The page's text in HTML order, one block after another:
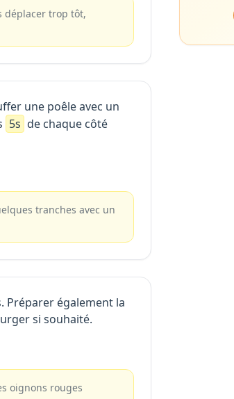
déplacer trop tôt,
une poêle avec un
5s de chaque côté
tranches avec un
Préparer également la
si souhaité.
oignons rouges